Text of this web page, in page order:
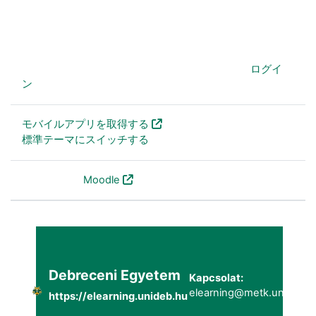
ログイ
ン
モバイルアプリを取得する
標準テーマにスイッチする
Moodle
Debreceni Egyetem
https://elearning.unideb.hu
Kapcsolat: